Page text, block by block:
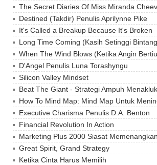
The Secret Diaries Of Miss Miranda
Destined (Takdir) Penulis Aprilynne Pike
It's Called a Breakup Because It's Broken
Long Time Coming (Kasih Setinggi
When The Wind Blows (Ketika Angin
D'Angel Penulis Luna Torashyngu
Silicon Valley Mindset
Beat The Giant - Strategi Ampuh
How To Mind Map: Mind Map Untuk
Executive Charisma Penulis D.A. Benton
Financial Revolution In Action
Marketing Plus 2000 Siasat
Great Spirit, Grand Strategy
Ketika Cinta Harus Memilih